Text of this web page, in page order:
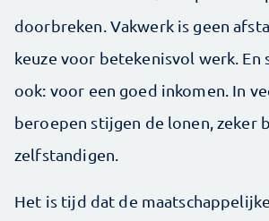
doorbreken. Vakwerk is geen
keuze voor betekenisvol werk. En
ook: voor een goed inkomen. In
beroepen stijgen de lonen, zeker
zelfstandigen.
Het is tijd dat de